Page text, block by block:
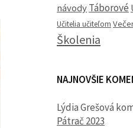
návodyTáborové
Učitelia učiteľom
Školenia
NAJNOVŠIE
Lýdia Grešová
Pátrač 2023